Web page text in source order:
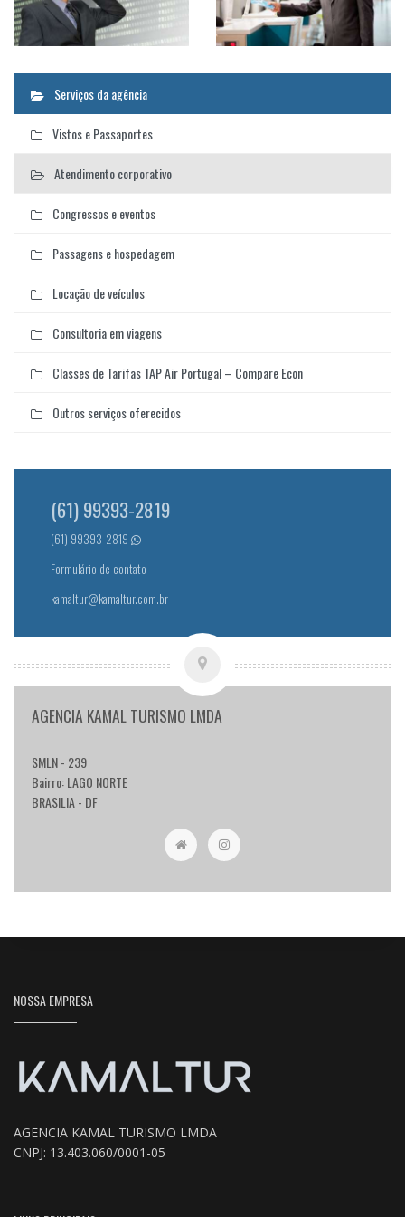
Serviços da agência
Vistos e Passaportes
Atendimento corporativo
Congressos e eventos
Passagens e hospedagem
Locação de veículos
Consultoria em viagens
Classes de Tarifas TAP Air Portugal – Compare Econ
Outros serviços oferecidos
(61) 99393-2819
(61) 99393-2819
Formulário de contato
kamaltur@kamaltur.com.br
AGENCIA KAMAL TURISMO LMDA
SMLN - 239
Bairro: LAGO NORTE
BRASILIA - DF
NOSSA EMPRESA
AGENCIA KAMAL TURISMO LMDA
CNPJ: 13.403.060/0001-05